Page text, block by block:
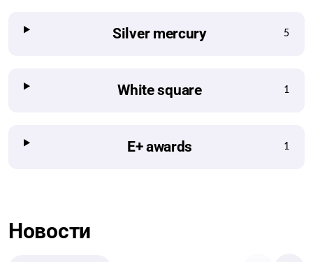
Silver mercury 5
White square 1
Е+ awards 1
Новости